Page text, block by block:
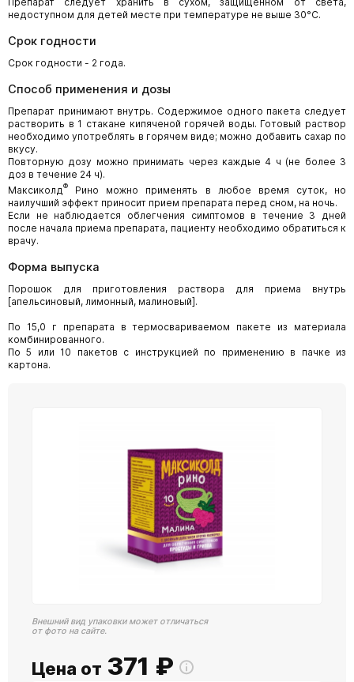
недоступном для детей месте при температуре не выше 30°С.
Срок годности
Срок годности - 2 года.
Способ применения и дозы
Препарат принимают внутрь. Содержимое одного пакета следует
растворить в 1 стакане кипяченой горячей воды. Готовый раствор
необходимо употреблять в горячем виде; можно добавить сахар по
вкусу.
Повторную дозу можно принимать через каждые 4 ч (не более 3
доз в течение 24 ч).
Максиколд®
Рино можно применять в любое время суток, но
наилучший эффект приносит прием препарата перед сном, на ночь.
Если не наблюдается облегчения симптомов в течение 3 дней
после начала приема препарата, пациенту необходимо обратиться к
врачу.
Форма выпуска
Порошок для приготовления раствора для приема внутрь
[апельсиновый, лимонный, малиновый].
По 15,0 г препарата в термосвариваемом пакете из материала
комбинированного.
По 5 или 10 пакетов с инструкцией по применению в пачке из
картона.
Внешний вид упаковки может отличаться
от фото на сайте.
Цена от 371 ₽